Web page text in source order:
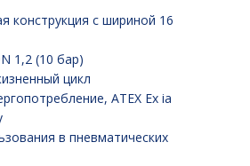
конструкция с шириной 16
1,2 (10 бар)
цикл
ATEX Ex ia
в пневматических